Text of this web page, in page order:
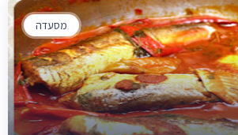
מסעדה